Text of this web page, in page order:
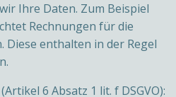
Ihre Daten. Zum Beispiel
Rechnungen für die
enthalten in der Regel
(Artikel 6 Absatz 1 lit. f DSGVO):